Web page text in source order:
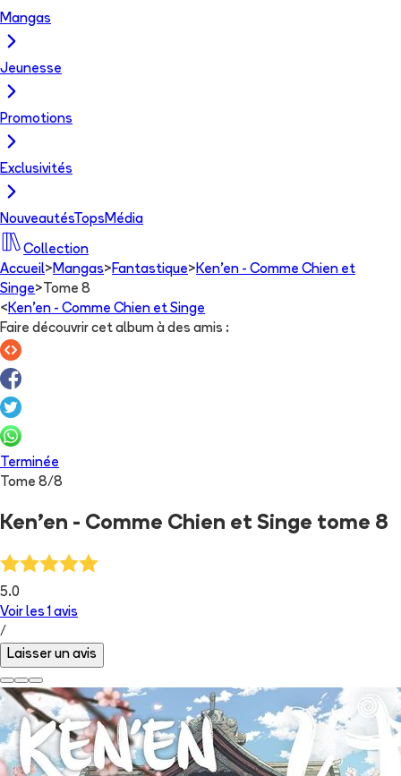
Mangas
Jeunesse
Promotions
Exclusivités
NouveautésTops Média
Collection
Accueil> Mangas> Fantastique> Ken'en - Comme Chien et
Singe> Tome 8
< Ken'en - Comme Chien et Singe
Faire découvrir cet album à des amis :
Terminée
Tome 8/8
Ken'en - Comme Chien et Singe tome 8
5.0
Voir les 1 avis
/
Laisser un avis